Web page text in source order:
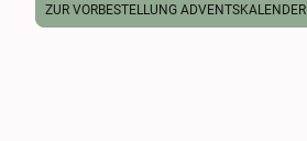
ZUR VORBESTELLUNG ADVENTSKALENDER